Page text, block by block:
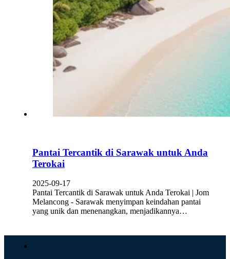
Pantai Tercantik di Sarawak untuk Anda
Terokai
2025-09-17
Pantai Tercantik di Sarawak untuk Anda Terokai | Jom
Melancong - Sarawak menyimpan keindahan pantai
yang unik dan menenangkan, menjadikannya…